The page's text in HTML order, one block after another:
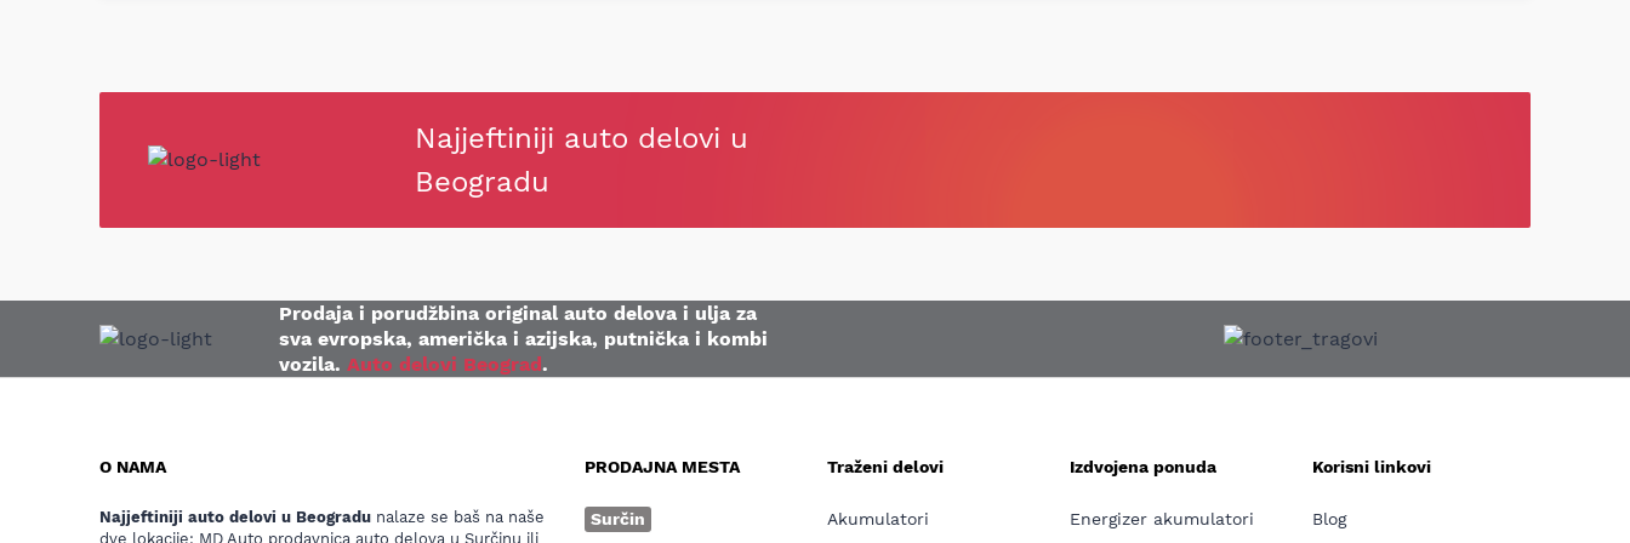
Najjeftiniji auto delovi u
Beogradu
Prodaja i porudžbina original auto delova i ulja za
sva evropska, američka i azijska, putnička i kombi
vozila. Auto delovi Beograd.
O NAMA
Najjeftiniji auto delovi u Beogradu nalaze se baš na naše
dve lokacije: MD Auto prodavnica auto delova u Surčinu ili
PRODAJNA MESTA
Surčin
Traženi delovi
Akumulatori
Izdvojena ponuda
Energizer akumulatori
Korisni linkovi
Blog